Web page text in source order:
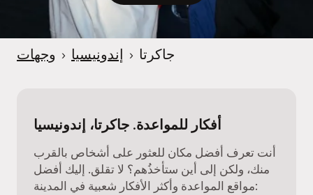
وجهات › إندونيسيا › جاكرتا
أفكار للمواعدة. جاكرتا، إندونيسيا
أنت تعرف أفضل مكان للعثور على أشخاص بالقرب
منك، ولكن إلى أين ستأخذُهم؟ لا تقلق. إليك أفضل
مواقع المواعدة وأكثر الأفكار شعبية في المدينة: